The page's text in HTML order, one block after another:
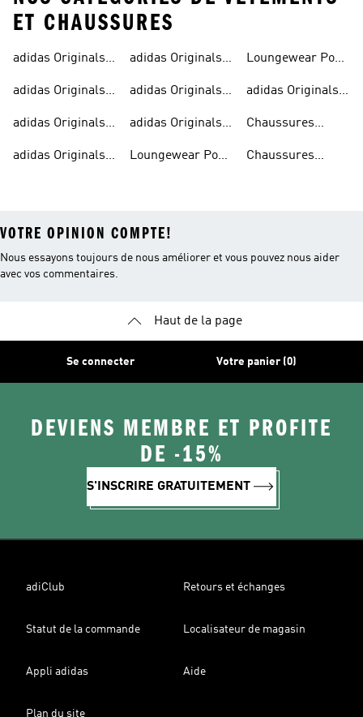
ET CHAUSSURES
adidas Originals ·
adidas Originals ·
adidas Originals ·
adidas Originals ·
adidas Originals ·
adidas Originals ·
adidas Originals ·
Loungewear Pour
Loungewear Pour
adidas Originals ·
Chaussures
Chaussures
VOTRE OPINION COMPTE!
Nous essayons toujours de nous améliorer et vous pouvez nous aider
avec vos commentaires.
Haut de la page
Se connecter Votre panier (0)
DEVIENS MEMBRE ET PROFITE
DE -15%
S'INSCRIRE GRATUITEMENT
adiClub Retours et échanges
Statut de la commande Localisateur de magasin
Appli adidas Aide
Plan du site